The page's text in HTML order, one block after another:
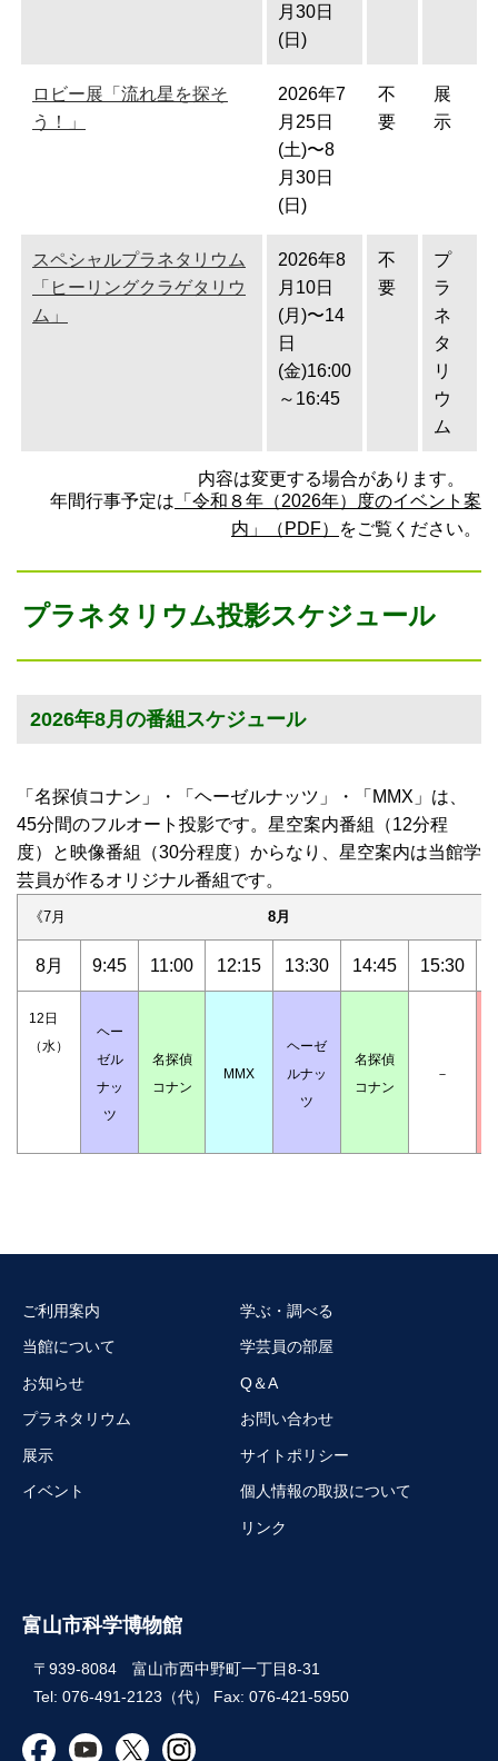
月30日
(日)
ロビー展「流れ星を探そ
う！」
2026年7
月25日
(土)〜8
月30日
(日)
不
要
展
示
スペシャルプラネタリウム
「ヒーリングクラゲタリウ
ム」
2026年8
月10日
(月)〜14
日
(金)16:00
～16:45
不
要
プ
ラ
ネ
タ
リ
ウ
ム
内容は変更する場合があります。
年間行事予定は 「令和８年（2026年）度のイベント案
内」（PDF）
をご覧ください。
プラネタリウム投影スケジュール
2026年8月の番組スケジュール
「名探偵コナン」・「ヘーゼルナッツ」・「MMX」は、
45分間のフルオート投影です。星空案内番組（12分程
度）と映像番組（30分程度）からなり、星空案内は当館学
芸員が作るオリジナル番組です。
8月
《7月
8月 9:45 11:00 12:15 13:30 14:45 15:30
12日
（水）
ヘー
ゼル
ナッ
ツ
名探偵
コナン
MMX
ヘーゼ
ルナッ
ツ
名探偵
コナン
－
富山市科学博物館
〒939-8084 富山市西中野町一丁目8-31
Tel: 076-491-2123（代） Fax: 076-421-5950
ご利用案内
当館について
お知らせ
プラネタリウム
展示
イベント
学ぶ・調べる
学芸員の部屋
Q＆A
お問い合わせ
サイトポリシー
個人情報の取扱について
リンク